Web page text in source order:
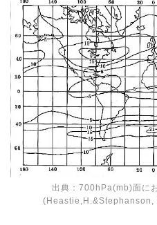
出典：700hPa(mb)面に
(Heastie,H.&Stephanson,